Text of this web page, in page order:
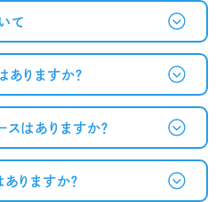
て
りますか？
はありますか？
りますか？